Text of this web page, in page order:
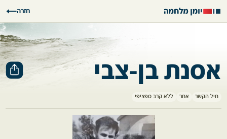
חזרה
אסנת בן-צבי
חיל הקשר אחר ללא קרב ספציפי